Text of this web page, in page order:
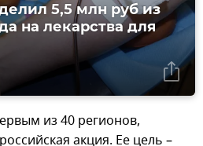
5,5 млн руб из
на лекарства для
из 40 регионов,
акция. Ее цель –